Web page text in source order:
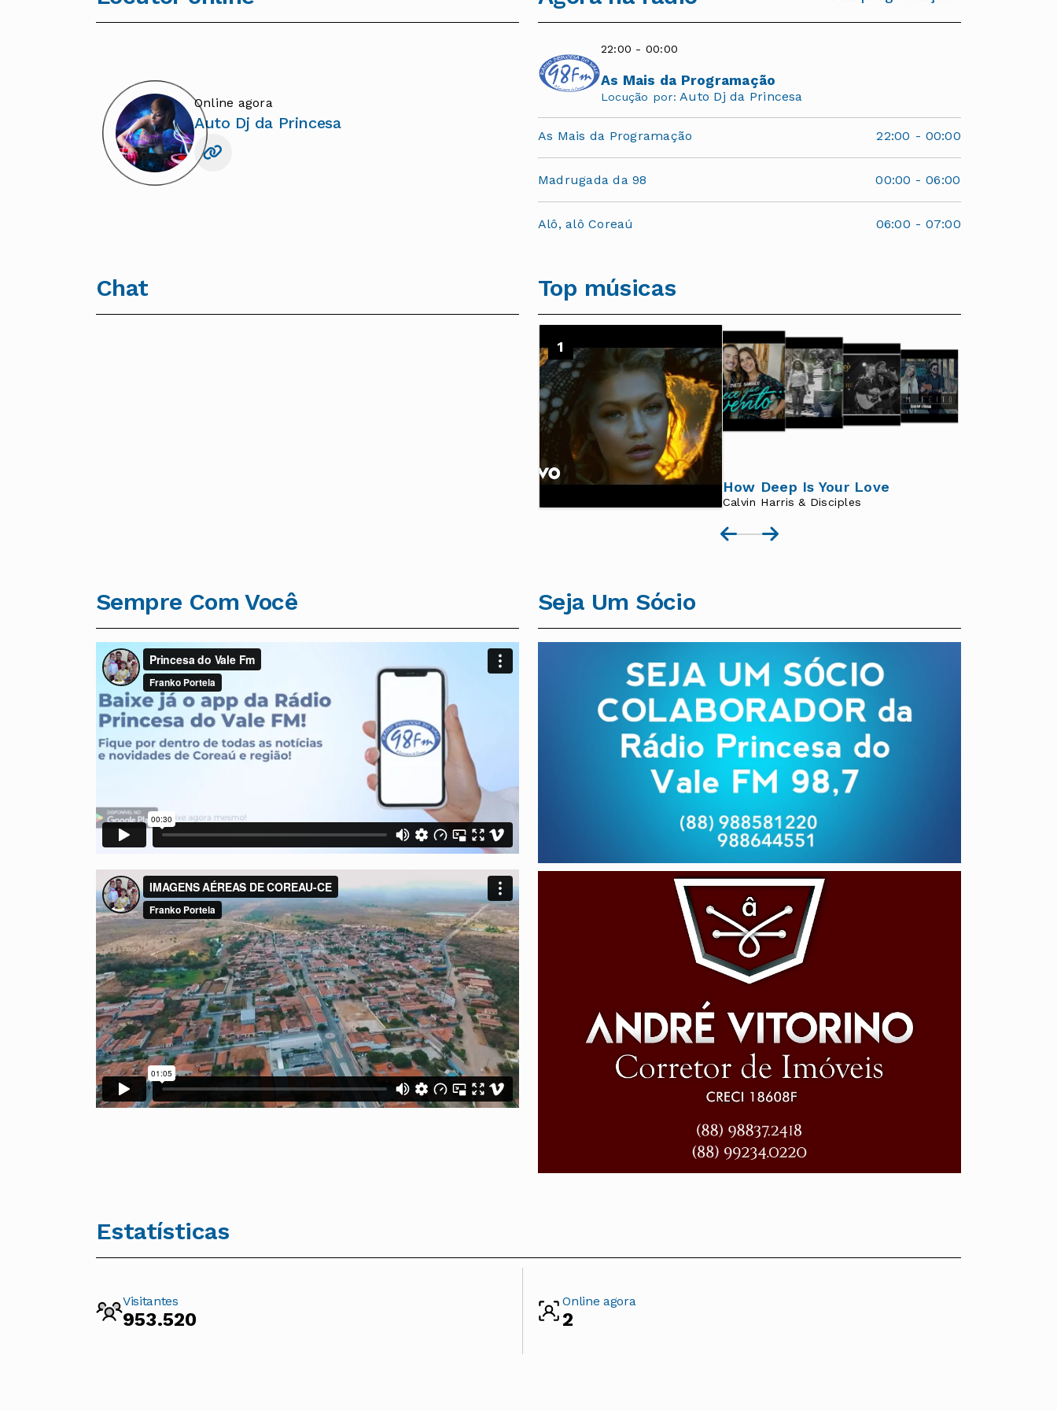
Online agora
Auto Dj da Princesa
22:00 - 00:00
As Mais da Programação
Locução por: Auto Dj da Princesa
As Mais da Programação 22:00 - 00:00
Madrugada da 98 00:00 - 06:00
Alô, alô Coreaú 06:00 - 07:00
Chat Top músicas
1
How Deep Is Your Love
Calvin Harris & Disciples
3
4
Sempre Com Você Seja Um Sócio
Estatísticas
Visitantes
953.520
Online agora
2